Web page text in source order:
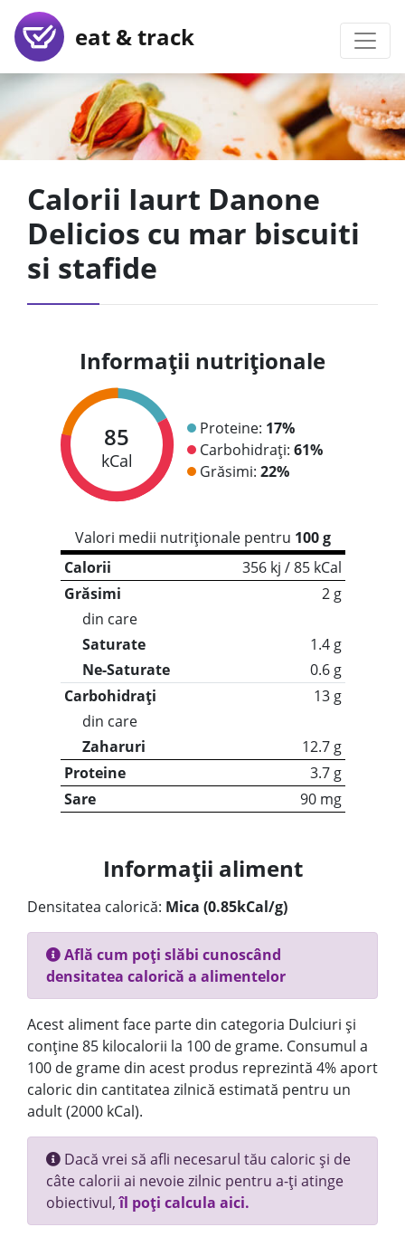
eat & track
Calorii Iaurt Danone
Delicios cu mar biscuiti
si stafide
Informații nutriționale
85
kCal
Proteine: 17%
Carbohidrați: 61%
Grăsimi: 22%
Valori medii nutriționale pentru 100 g
Calorii
356 kj / 85 kCal
Grăsimi
2 g
din care
Saturate
1.4 g
Ne-Saturate
0.6 g
Carbohidrați
13 g
din care
Zaharuri
12.7 g
Proteine
3.7 g
Sare
90 mg
Informații aliment
Densitatea calorică: Mica (0.85kCal/g)
Află cum poți slăbi cunoscând
densitatea calorică a alimentelor
Acest aliment face parte din categoria Dulciuri și
conține 85 kilocalorii la 100 de grame. Consumul a
100 de grame din acest produs reprezintă 4% aport
caloric din cantitatea zilnică estimată pentru un
adult (2000 kCal).
Dacă vrei să afli necesarul tău caloric și de
câte calorii ai nevoie zilnic pentru a-ți atinge
obiectivul,îl poți calcula aici.